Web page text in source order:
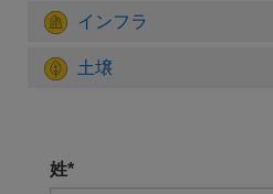
インフラ
土壌
姓*